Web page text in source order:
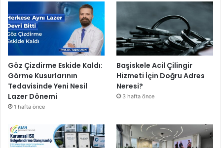
Göz Çizdirme Eskide Kaldı:
Görme Kusurlarının
Tedavisinde Yeni Nesil
Lazer Dönemi
1 hafta önce
Başiskele Acil Çilingir
Hizmeti İçin Doğru Adres
Neresi?
3 hafta önce